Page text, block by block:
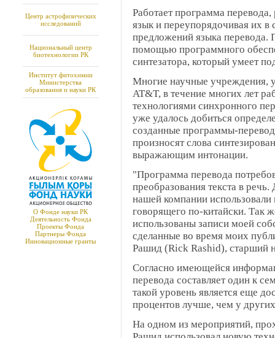
Центр астрофизических
исследований
Национальный центр
биотехнологии РК
Институт фитохимии
Министерства
образования и науки РК
О Фонде науки РК
Деятельность Фонда
Проекты Фонда
Партнеры Фонда
Инновационные гранты
Работает программа
язык и переупорядочивая их в
предложений языка перевода.
помощью программного
синтезатора, который умеет
Многие научные учреждения,
AT&T, в течение многих лет
технологиями синхронного
уже удалось добиться
созданные программы-
произносят слова
выражающим интонации.
"Программа перевода
преобразования текста в
нашей компании использовали
говорящего по-китайски. Так
использованы записи моей
сделанные во время моих
Рашид (Rick Rashid), старший
Согласно имеющейся
перевода составляет один к
такой уровень является еще
процентов лучше, чем у
На одном из мероприятий,